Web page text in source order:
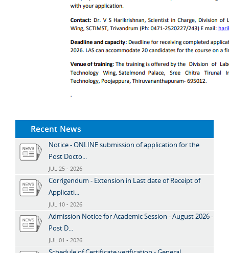
Recent News
Notice - ONLINE submission of application for the
Post Docto...
JUL 25 - 2026
Corrigendum - Extension in Last date of Receipt of
Applicati...
JUL 10 - 2026
Admission Notice for Academic Session - August 2026 -
Post D...
JUL 01 - 2026